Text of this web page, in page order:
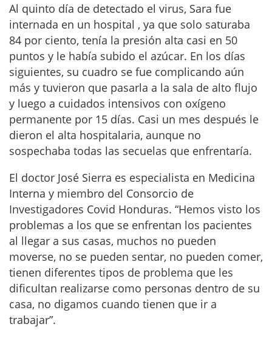
Al quinto día de detectado el virus, Sara fue
internada en un hospital , ya que solo saturaba
84 por ciento, tenía la presión alta casi en 50
puntos y le había subido el azúcar. En los días
siguientes, su cuadro se fue complicando aún
más y tuvieron que pasarla a la sala de alto flujo
y luego a cuidados intensivos con oxígeno
permanente por 15 días. Casi un mes después le
dieron el alta hospitalaria, aunque no
sospechaba todas las secuelas que enfrentaría.
El doctor José Sierra es especialista en Medicina
Interna y miembro del Consorcio de
Investigadores Covid Honduras. “Hemos visto los
problemas a los que se enfrentan los pacientes
al llegar a sus casas, muchos no pueden
moverse, no se pueden sentar, no pueden comer,
tienen diferentes tipos de problema que les
dificultan realizarse como personas dentro de su
casa, no digamos cuando tienen que ir a
trabajar”.